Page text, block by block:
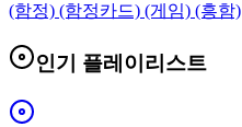
(함정) (함정카드) (게임) (흥함)
인기 플레이리스트